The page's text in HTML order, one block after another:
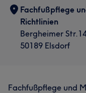
Fachfußpflege
Richtlinien
Bergheimer
50189 Elsdorf
Fachfußpflege und